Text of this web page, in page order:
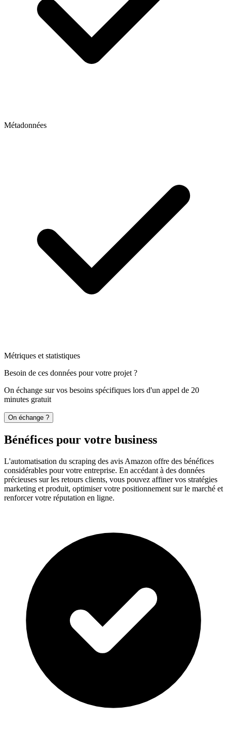
Métadonnées
Métriques et statistiques
Besoin de ces données pour votre projet ?
On échange sur vos besoins spécifiques lors d'un appel de 20
minutes gratuit
On échange ?
Bénéfices pour votre business
L'automatisation du scraping des avis Amazon offre des bénéfices
considérables pour votre entreprise. En accédant à des données
précieuses sur les retours clients, vous pouvez affiner vos stratégies
marketing et produit, optimiser votre positionnement sur le marché et
renforcer votre réputation en ligne.